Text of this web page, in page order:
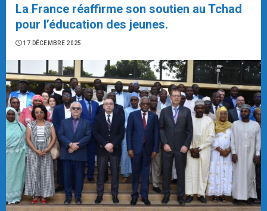
La France réaffirme son soutien au Tchad
pour l’éducation des jeunes.
17 DÉCEMBRE 2025